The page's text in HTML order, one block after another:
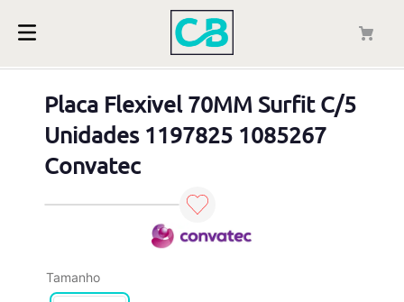
Placa Flexivel 70MM Surfit C/5
Unidades 1197825 1085267
Convatec
Tamanho